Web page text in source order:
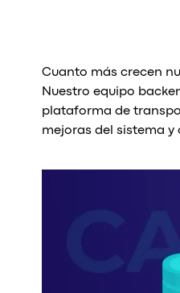
Cuanto más crecen
Nuestro equipo
plataforma de
mejoras del sistema